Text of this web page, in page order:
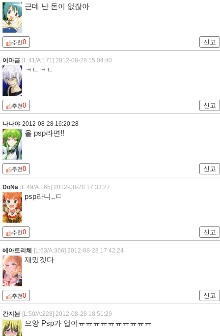
근데 난 돈이 없잖아
추천0 신고
어마금 [L:41/A:171] 2012-08-28 15:04:40
ㅋㄷㅋㄷ
추천0 신고
나나야 2012-08-28 16:20:28
올 psp라면!!
추천0 신고
DoNa [L:49/A:165] 2012-08-28 17:33:27
psp라니..ㄷ
추천0 신고
베아트리체 [L:63/A:366] 2012-08-28 17:42:24
재밌겟다
추천0 신고
간지놤 [L:50/A:228] 2012-08-28 18:51:29
으앙 Psp가 업어ㅠㅠㅠㅠㅠㅠㅠㅠㅠㅠ